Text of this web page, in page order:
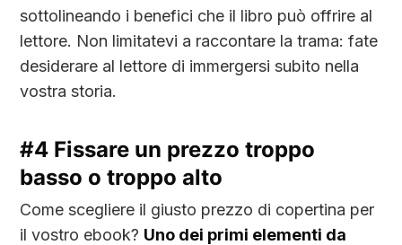
sottolineando i benefici che il libro può offrire al
lettore. Non limitatevi a raccontare la trama: fate
desiderare al lettore di immergersi subito nella
vostra storia.
#4 Fissare un prezzo troppo
basso o troppo alto
Come scegliere il giusto prezzo di copertina per
il vostro ebook? Uno dei primi elementi da